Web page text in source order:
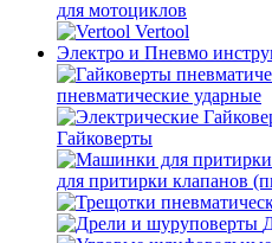
для мотоциклов
Vertool
Электро и Пневмо
пневматические ударные
Гайковерты
для притирки клапанов